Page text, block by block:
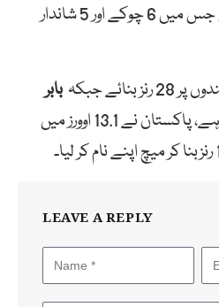
ناقابلِ شکست اننگز کھیلی جس میں 6 چوکے اور 5 شاندار
بابر
11 رنز بنا کر ناٹ آؤٹ رہے، پاکستان نے 13.1 اوورز میں
LEAVE A REPLY